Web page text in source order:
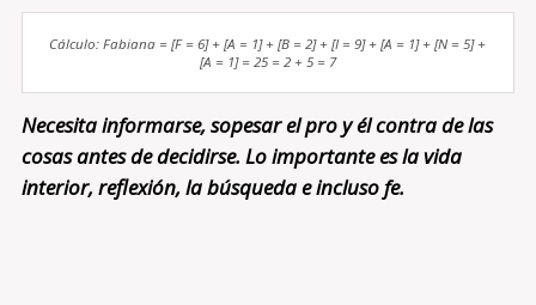
Cálculo: Fabiana = [F = 6] + [A = 1] + [B = 2] + [I = 9] + [A = 1] + [N = 5] +
[A = 1] = 25 = 2 + 5 = 7
Necesita informarse, sopesar el pro y él contra de las
cosas antes de decidirse. Lo importante es la vida
interior, reflexión, la búsqueda e incluso fe.